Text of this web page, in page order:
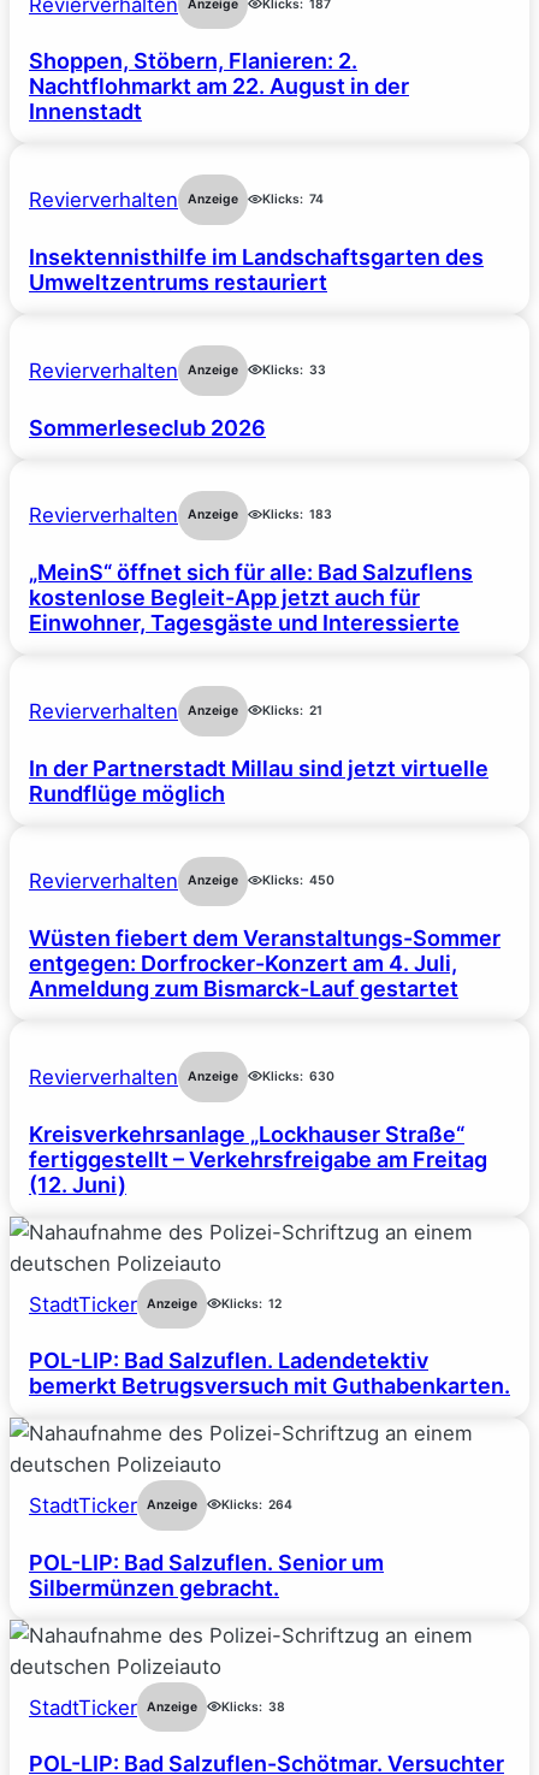
Anzeige Klicks: 187
Shoppen, Stöbern, Flanieren: 2.
Nachtflohmarkt am 22. August in der
Innenstadt
Revierverhalten Anzeige Klicks: 74
Insektennisthilfe im Landschaftsgarten des
Umweltzentrums restauriert
Revierverhalten Anzeige Klicks: 33
Sommerleseclub 2026
Revierverhalten Anzeige Klicks: 183
„MeinS“ öffnet sich für alle: Bad Salzuflens
kostenlose Begleit-App jetzt auch für
Einwohner, Tagesgäste und Interessierte
Revierverhalten Anzeige Klicks: 21
In der Partnerstadt Millau sind jetzt virtuelle
Rundflüge möglich
Revierverhalten Anzeige Klicks: 450
Wüsten fiebert dem Veranstaltungs-Sommer
entgegen: Dorfrocker-Konzert am 4. Juli,
Anmeldung zum Bismarck-Lauf gestartet
Revierverhalten Anzeige Klicks: 630
Kreisverkehrsanlage „Lockhauser Straße“
fertiggestellt – Verkehrsfreigabe am Freitag
(12. Juni)
StadtTicker Anzeige Klicks: 12
POL-LIP: Bad Salzuflen. Ladendetektiv
bemerkt Betrugsversuch mit Guthabenkarten.
StadtTicker Anzeige Klicks: 264
POL-LIP: Bad Salzuflen. Senior um
Silbermünzen gebracht.
StadtTicker Anzeige Klicks: 38
POL-LIP: Bad Salzuflen-Schötmar. Versuchter